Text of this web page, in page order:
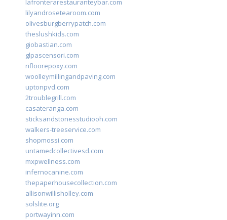
lafronterarestauranteybar.com
lilyandrosetearoom.com
olivesburgberrypatch.com
theslushkids.com
giobastian.com
glpascensori.com
rifloorepoxy.com
woolleymillingandpaving.com
uptonpvd.com
2troublegrill.com
casateranga.com
sticksandstonesstudiooh.com
walkers-treeservice.com
shopmossi.com
untamedcollectivesd.com
mxpwellness.com
infernocanine.com
thepaperhousecollection.com
allisonwillisholley.com
solslite.org
portwayinn.com